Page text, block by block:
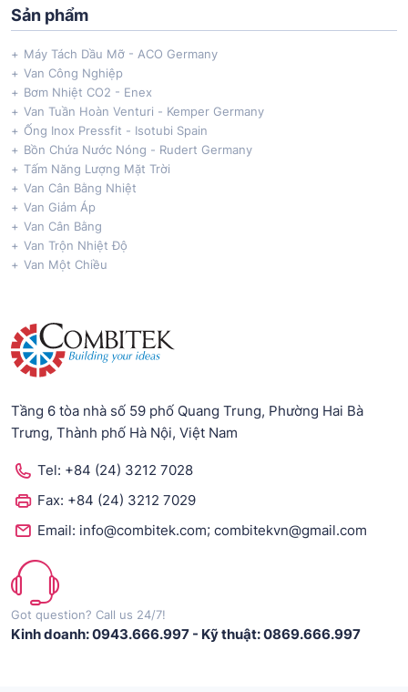
Sản phẩm
Máy Tách Dầu Mỡ - ACO Germany
Van Công Nghiệp
Bơm Nhiệt CO2 - Enex
Van Tuần Hoàn Venturi - Kemper Germany
Ống Inox Pressfit - Isotubi Spain
Bồn Chứa Nước Nóng - Rudert Germany
Tấm Năng Lượng Mặt Trời
Van Cân Bằng Nhiệt
Van Giảm Áp
Van Cân Bằng
Van Trộn Nhiệt Độ
Van Một Chiều
Tầng 6 tòa nhà số 59 phố Quang Trung, Phường Hai Bà
Trưng, Thành phố Hà Nội, Việt Nam
Tel: +84 (24) 3212 7028
Fax: +84 (24) 3212 7029
Email: info@combitek.com; combitekvn@gmail.com
Got question? Call us 24/7!
Kinh doanh: 0943.666.997 - Kỹ thuật: 0869.666.997